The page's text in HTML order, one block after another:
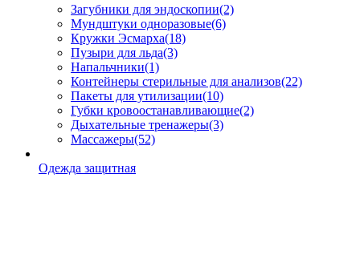
Загубники для эндоскопии(2)
Мундштуки одноразовые(6)
Кружки Эсмарха(18)
Пузыри для льда(3)
Напальчники(1)
Контейнеры стерильные для анализов(22)
Пакеты для утилизации(10)
Губки кровоостанавливающие(2)
Дыхательные тренажеры(3)
Массажеры(52)
Одежда защитная